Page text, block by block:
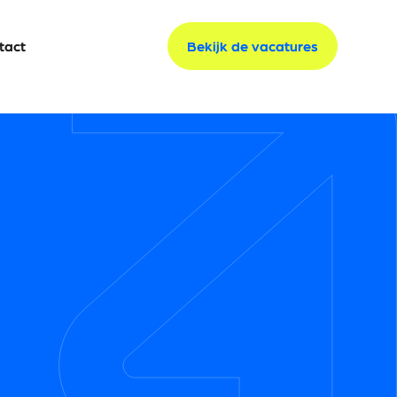
Bekijk de vacatures
Bekijk de vacatures